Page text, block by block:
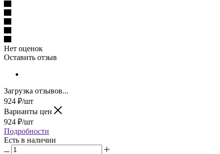
Нет оценок
Оставить отзыв
Загрузка отзывов...
924 ₽/шт
Варианты цен
924 ₽/шт
Подробности
Есть в наличии